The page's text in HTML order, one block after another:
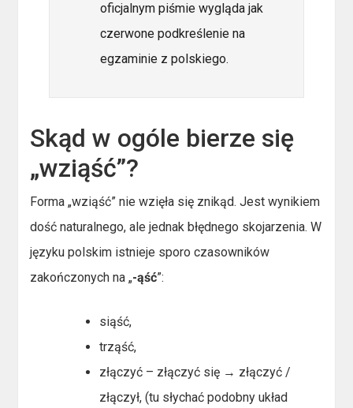
oficjalnym piśmie wygląda jak
czerwone podkreślenie na
egzaminie z polskiego.
Skąd w ogóle bierze się
„wziąść”?
Forma „wziąść” nie wzięła się znikąd. Jest wynikiem
dość naturalnego, ale jednak błędnego skojarzenia. W
języku polskim istnieje sporo czasowników
zakończonych na „-ąść”:
siąść,
trząść,
złączyć – złączyć się → złączyć /
złączył, (tu słychać podobny układ